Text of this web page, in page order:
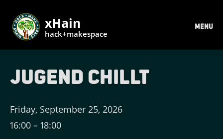
xHain
hack+makespace
MENU
Jugend Chillt
Friday, September 25, 2026
16:00 – 18:00